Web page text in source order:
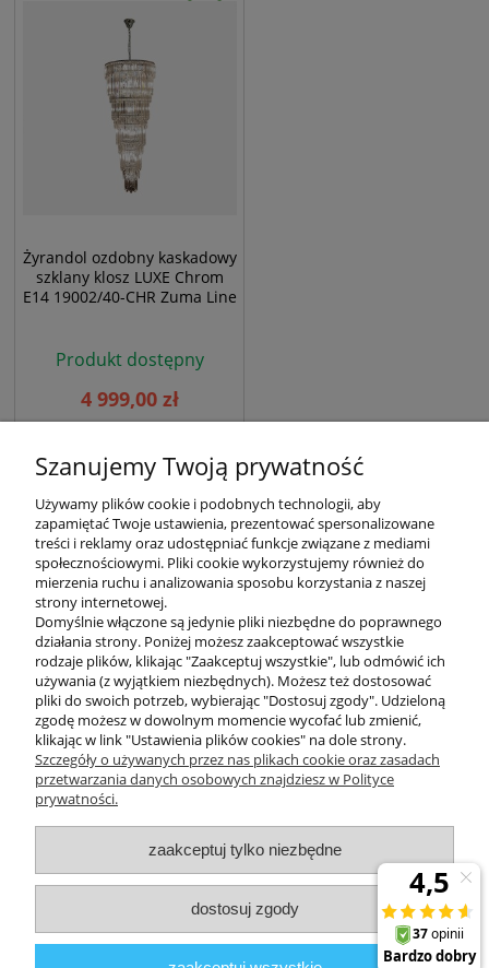
Żyrandol ozdobny kaskadowy
szklany klosz LUXE Chrom
E14 19002/40-CHR Zuma Line
Produkt dostępny
4 999,00 zł
KONTAKT
DODATKOWE
MOJE KONTO
INFORMACJE
// ul. Przemysłowa 11a, 75-216 Koszalin // NIP669-050-
Szanujemy Twoją prywatność
Używamy plików cookie i podobnych technologii, aby
zapamiętać Twoje ustawienia, prezentować spersonalizowane
treści i reklamy oraz udostępniać funkcje związane z mediami
społecznościowymi. Pliki cookie wykorzystujemy również do
mierzenia ruchu i analizowania sposobu korzystania z naszej
strony internetowej.
Domyślnie włączone są jedynie pliki niezbędne do poprawnego
działania strony. Poniżej możesz zaakceptować wszystkie
rodzaje plików, klikając "Zaakceptuj wszystkie", lub odmówić ich
używania (z wyjątkiem niezbędnych). Możesz też dostosować
pliki do swoich potrzeb, wybierając "Dostosuj zgody". Udzieloną
zgodę możesz w dowolnym momencie wycofać lub zmienić,
klikając w link "Ustawienia plików cookies" na dole strony.
Szczegóły o używanych przez nas plikach cookie oraz zasadach
przetwarzania danych osobowych znajdziesz w Polityce
prywatności.
zaakceptuj tylko niezbędne
dostosuj zgody